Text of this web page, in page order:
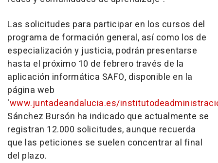
Las solicitudes para participar en los cursos del
programa de formación general, así como los de
especialización y justicia, podrán presentarse
hasta el próximo 10 de febrero través de la
aplicación informática SAFO, disponible en la
página web
'www.juntadeandalucia.es/
Sánchez Bursón ha indicado que actualmente se
registran 12.000 solicitudes, aunque recuerda
que las peticiones se suelen concentrar al final
del plazo.